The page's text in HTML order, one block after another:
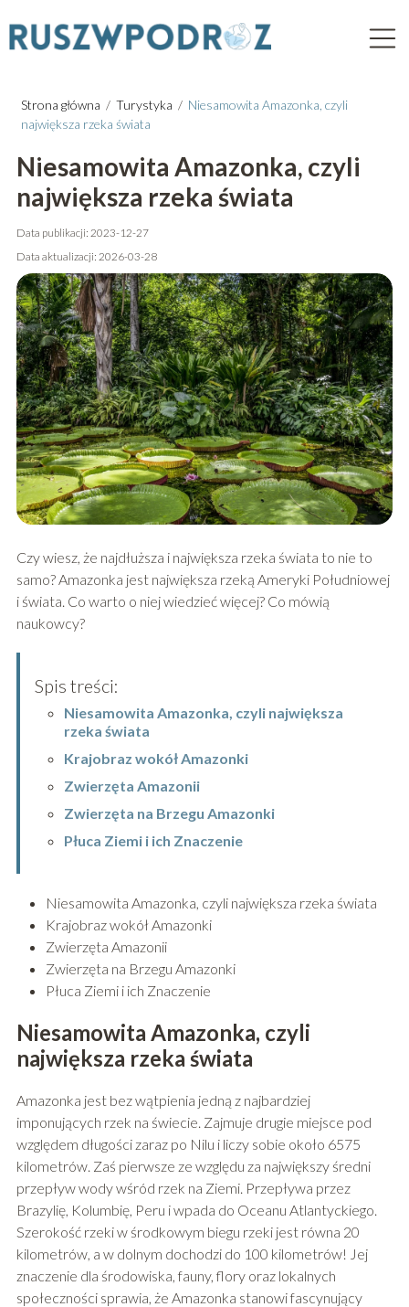
Strona główna / Turystyka / Niesamowita Amazonka, czyli
największa rzeka świata
Niesamowita Amazonka, czyli
największa rzeka świata
Data publikacji: 2023-12-27
Data aktualizacji: 2026-03-28
Czy wiesz, że najdłuższa i największa rzeka świata to nie to
samo? Amazonka jest największa rzeką Ameryki Południowej
i świata. Co warto o niej wiedzieć więcej? Co mówią
naukowcy?
Spis treści:
Niesamowita Amazonka, czyli największa
rzeka świata
Krajobraz wokół Amazonki
Zwierzęta Amazonii
Zwierzęta na Brzegu Amazonki
Płuca Ziemi i ich Znaczenie
Niesamowita Amazonka, czyli największa rzeka świata
Krajobraz wokół Amazonki
Zwierzęta Amazonii
Zwierzęta na Brzegu Amazonki
Płuca Ziemi i ich Znaczenie
Niesamowita Amazonka, czyli
największa rzeka świata
Amazonka jest bez wątpienia jedną z najbardziej
imponujących rzek na świecie. Zajmuje drugie miejsce pod
względem długości zaraz po Nilu i liczy sobie około 6575
kilometrów. Zaś pierwsze ze względu za największy średni
przepływ wody wśród rzek na Ziemi. Przepływa przez
Brazylię, Kolumbię, Peru i wpada do Oceanu Atlantyckiego.
Szerokość rzeki w środkowym biegu rzeki jest równa 20
kilometrów, a w dolnym dochodzi do 100 kilometrów! Jej
znaczenie dla środowiska, fauny, flory oraz lokalnych
społeczności sprawia, że Amazonka stanowi fascynujący